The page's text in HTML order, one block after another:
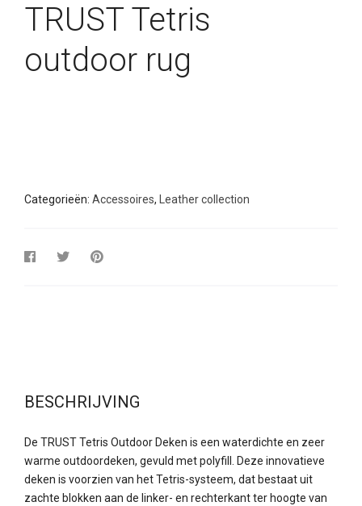
TRUST Tetris
outdoor rug
Categorieën: Accessoires, Leather collection
BESCHRIJVING
De TRUST Tetris Outdoor Deken is een waterdichte en zeer
warme outdoordeken, gevuld met polyfill. Deze innovatieve
deken is voorzien van het Tetris-systeem, dat bestaat uit
zachte blokken aan de linker- en rechterkant ter hoogte van